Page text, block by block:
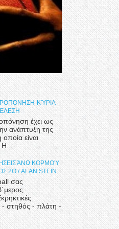
ΚΎΡΙΑ
έχει ως
ανάπτυξη της
οποία είναι
Η...
ΆΝΩ ΚΟΡΜΟΎ
2Ο / ALAN STEIN
σας
- στηθός - πλάτη -